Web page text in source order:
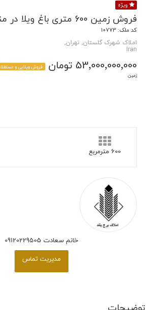
ویژه
فروش زمین 600 متری باغ ویلا در منطقه 22 تهران
کد ملک: 10773
املاک شهرک گلستان, تهران,
Iran
53٬000٬000٬000 تومان
فروش ویلایی و مستغلات
زمین
600 مترمربع
خانم سعادت 09120229505
مدیریت تماس